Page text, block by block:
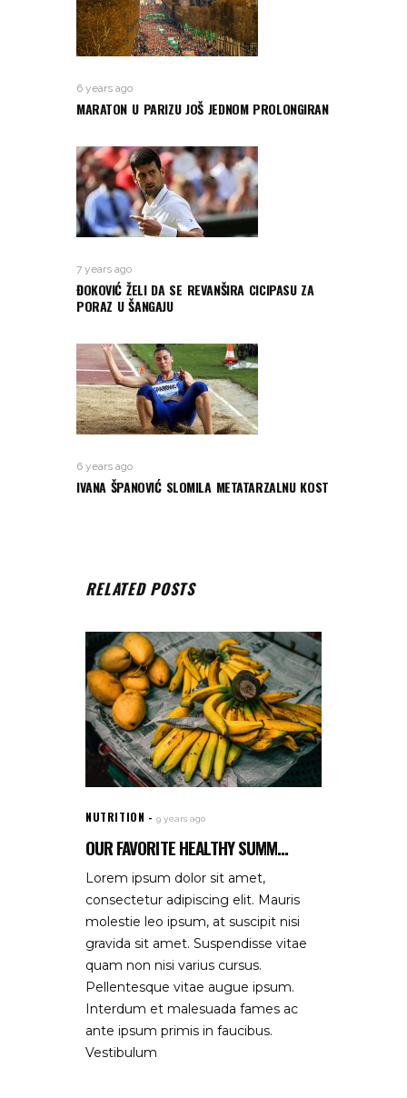
6 years ago
MARATON U PARIZU JOŠ JEDNOM PROLONGIRAN
7 years ago
ĐOKOVIĆ ŽELI DA SE REVANŠIRA CICIPASU ZA
PORAZ U ŠANGAJU
6 years ago
IVANA ŠPANOVIĆ SLOMILA METATARZALNU KOST
RELATED POSTS
NUTRITION 9 years ago
OUR FAVORITE HEALTHY SUMM...
Lorem ipsum dolor sit amet,
consectetur adipiscing elit. Mauris
molestie leo ipsum, at suscipit nisi
gravida sit amet. Suspendisse vitae
quam non nisi varius cursus.
Pellentesque vitae augue ipsum.
Interdum et malesuada fames ac
ante ipsum primis in faucibus.
Vestibulum